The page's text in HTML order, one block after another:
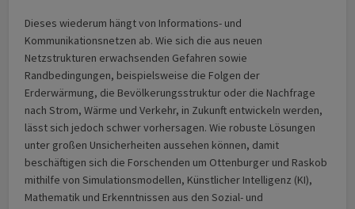
Dieses wiederum hängt von Informations- und
Kommunikationsnetzen ab. Wie sich die aus neuen
Netzstrukturen erwachsenden Gefahren sowie
Randbedingungen, beispiels­weise die Folgen der
Erderwärmung, die Bevölkerungsstruktur oder die Nachfrage
nach Strom, Wärme und Verkehr, in Zukunft entwickeln werden,
lässt sich jedoch schwer vorhersagen. Wie robuste Lösungen
unter großen Unsicherheiten aussehen können, damit
beschäftigen sich die Forschenden um Ottenburger und Raskob
mithilfe von Simulations­modellen, Künstlicher Intelligenz (KI),
Mathematik und Erkenntnissen aus den Sozial- und